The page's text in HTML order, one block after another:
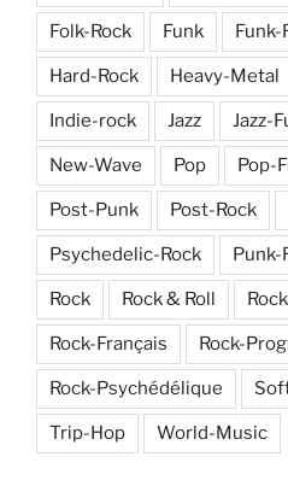
Folk-Rock Funk Funk-
Hard-Rock Heavy-Metal
Indie-rock Jazz Jazz-
New-Wave Pop Pop-
Post-Punk Post-Rock
Psychedelic-Rock Punk-
Rock Rock & Roll
Rock-Français Rock-
Rock-Psychédélique
Trip-Hop World-Music